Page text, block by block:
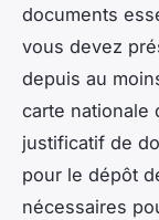
documents
vous devez
depuis au
carte nationale
justificatif de
pour le dépôt
nécessaires